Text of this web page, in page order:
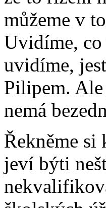
můžeme v
Uvidíme,
uvidíme,
Pilipem.
nemá
Řekněme si
jeví býti